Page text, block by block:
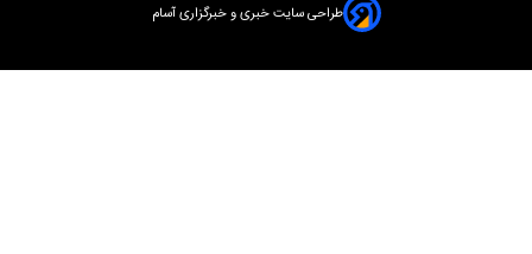
طراحی سایت خبری و خبرگزاری آسام